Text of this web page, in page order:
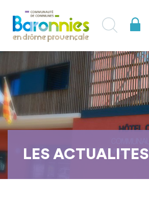
LES ACTUALITES